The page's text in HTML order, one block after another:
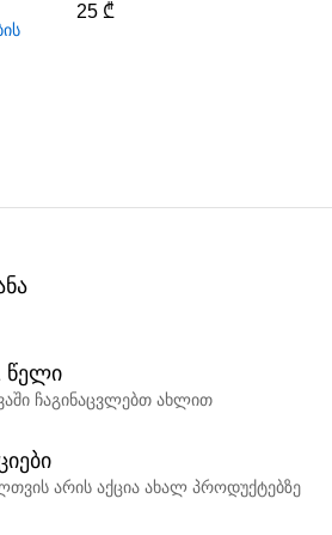
25 ₾
წელი
ჩაგინაცვლებთ ახლით
არის აქცია ახალ პროდუქტებზე